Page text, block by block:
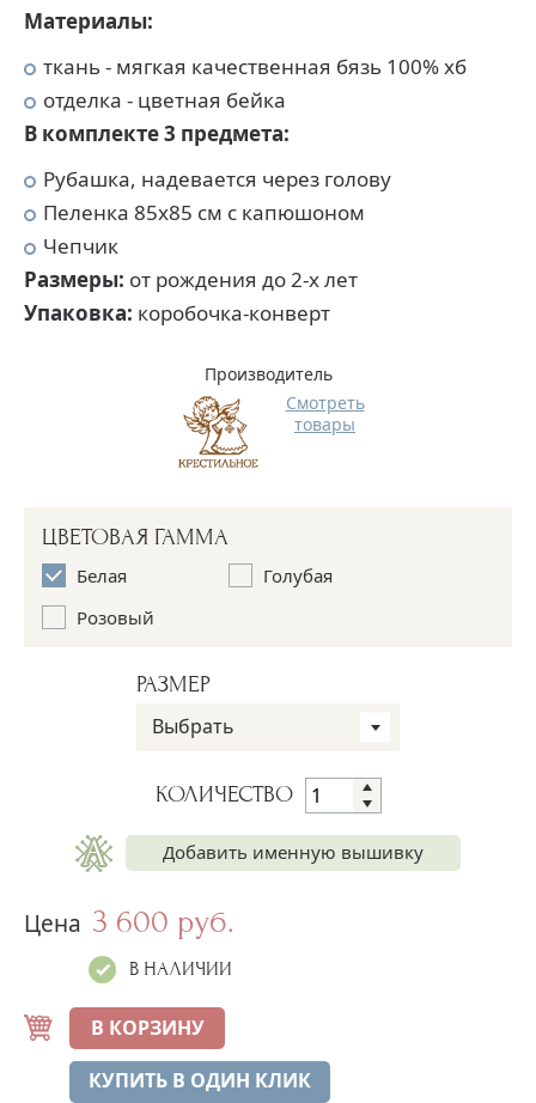
Материалы:
ткань - мягкая качественная бязь 100% хб
отделка - цветная бейка
В комплекте 3 предмета:
Рубашка, надевается через голову
Пеленка 85х85 см с капюшоном
Чепчик
Размеры: от рождения до 2-х лет
Упаковка: коробочка-конверт
Производитель
Смотреть
товары
ЦВЕТОВАЯ ГАММА
Белая
Голубая
Розовый
РАЗМЕР
Выбрать
КОЛИЧЕСТВО
Добавить именную вышивку
Имя на рубашке
+250 руб.
Имя на пелёнке
+250 руб.
Дата на пелёнке
+250 руб.
Цена 3 600 руб.
В НАЛИЧИИ
В КОРЗИНУ
КУПИТЬ В ОДИН КЛИК